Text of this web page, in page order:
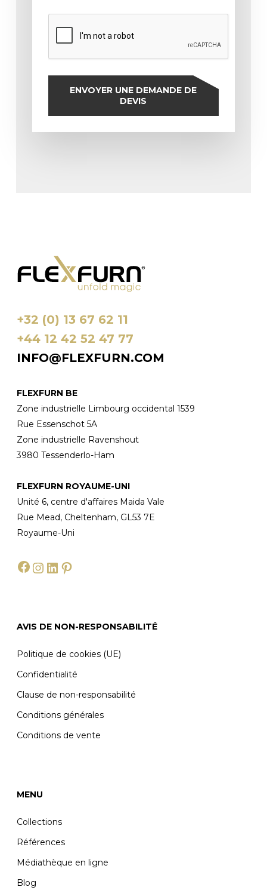
ENVOYER UNE DEMANDE DE
DEVIS
+32 (0) 13 67 62 11
+44 12 42 52 47 77
INFO@FLEXFURN.COM
FLEXFURN BE
Zone industrielle Limbourg occidental 1539
Rue Essenschot 5A
Zone industrielle Ravenshout
3980 Tessenderlo-Ham
FLEXFURN ROYAUME-UNI
Unité 6, centre d'affaires Maida Vale
Rue Mead, Cheltenham, GL53 7E
Royaume-Uni
Facebook
Instagram
LinkedIn
AVIS DE NON-RESPONSABILITÉ
Politique de cookies (UE)
Confidentialité
Clause de non-responsabilité
Conditions générales
Conditions de vente
MENU
Collections
Références
Médiathèque en ligne
Blog